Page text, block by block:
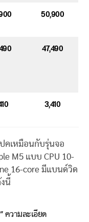
50,900
47,490
3,410
ปคเหมือนกับรุ่นจอ
M5 แบบ CPU 10-
16-core มีแบนด์วิด
นี้
ความละเอียด